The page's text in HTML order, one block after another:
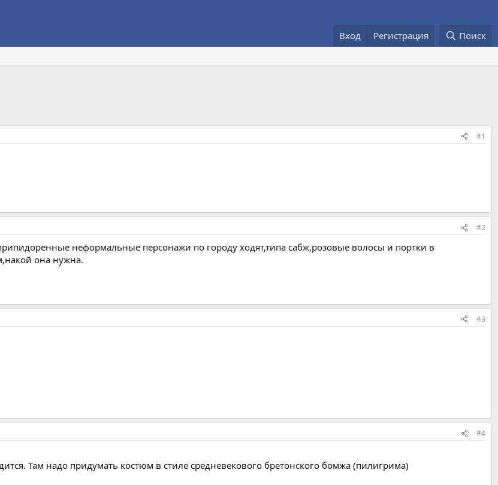
Вход Регистрация Поиск
#1
#2
неформальные персонажи по городу ходят,типа сабж,розовые волосы и портки в
она нужна.
#3
#4
Там надо придумать костюм в стиле средневекового бретонского бомжа (пилигрима)